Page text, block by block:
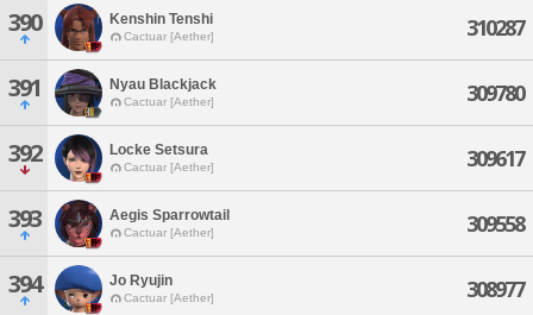
390 Kenshin Tenshi
Cactuar [Aether] 310287
391 Nyau Blackjack
Cactuar [Aether] 309780
392 Locke Setsura
Cactuar [Aether] 309617
393 Aegis Sparrowtail
Cactuar [Aether] 309558
394 Jo Ryujin
Cactuar [Aether] 308977